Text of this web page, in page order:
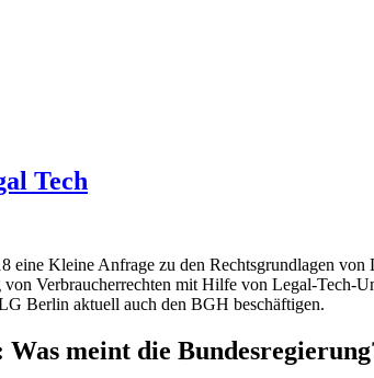
Tech
Kleine Anfrage zu den Rechtsgrundlagen
Verbraucherrechten mit Hilfe von Legal-Tech-
Berlin aktuell auch den BGH beschäftigen.
meint die